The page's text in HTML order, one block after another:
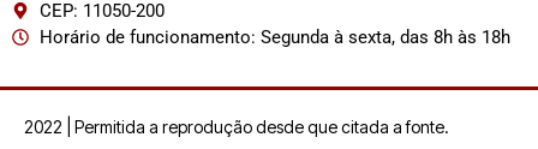
CEP: 11050-200
Horário de funcionamento: Segunda à sexta, das 8h às 18h
2022 | Permitida a reprodução desde que citada a fonte.